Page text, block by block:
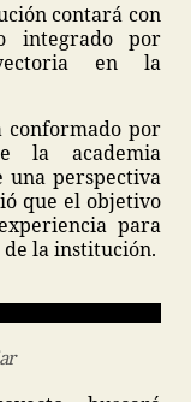
contará con
integrado por
en la
conformado por
la academia
una perspectiva
que el objetivo
para
la institución.